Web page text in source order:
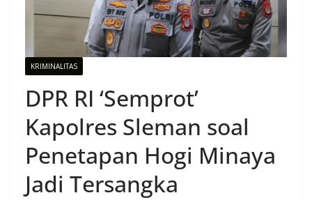
KRIMINALITAS
DPR RI ‘Semprot’
Kapolres Sleman soal
Penetapan Hogi Minaya
Jadi Tersangka